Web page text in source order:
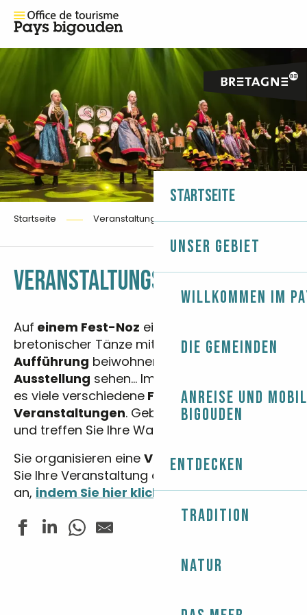
Startseite
Unser Gebiet
Willkommen im
Die Gemeinden
Anreise und
Bigouden
Entdecken
Tradition
Natur
Startseite Veranstaltungskalender
VERANSTALTUNGSKALENDER
Auf einem Fest-Noz ein paar Schritte
bretonischer Tänze mittanzen, einer
Aufführung beiwohnen oder eine
Ausstellung sehen… Im Pays bigouden gibt
es viele verschiedene Festeund
Veranstaltungen. Geben Sie Ihre Daten ein
und treffen Sie Ihre Wahl!
Sie organisieren eine Veranstaltung? Melden
Sie Ihre Veranstaltung auf unserer Website
an, indem Sie hier klicken.
Fête du Sport - Tournoi de beach volley